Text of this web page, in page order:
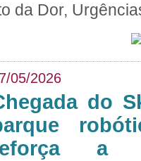
da Dor,
05/2026
do
a